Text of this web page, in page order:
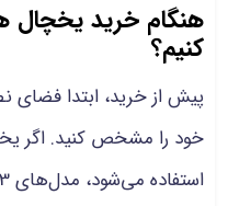
هنگام خرید یخچال
کنیم؟
پیش از خرید، ابتدا فضای
خود را مشخص کنید. اگر